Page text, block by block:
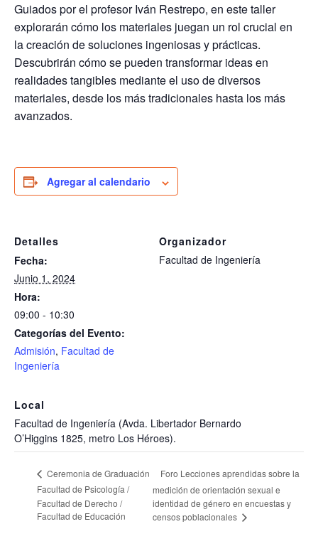
Guiados por el profesor Iván Restrepo, en este taller
explorarán cómo los materiales juegan un rol crucial en
la creación de soluciones ingeniosas y prácticas.
Descubrirán cómo se pueden transformar ideas en
realidades tangibles mediante el uso de diversos
materiales, desde los más tradicionales hasta los más
avanzados.
Agregar al calendario
Detalles
Fecha:
Junio 1, 2024
Hora:
09:00 - 10:30
Categorías del Evento:
Admisión, Facultad de
Ingeniería
Organizador
Facultad de Ingeniería
Local
Facultad de Ingeniería (Avda. Libertador Bernardo
O’Higgins 1825, metro Los Héroes).
Ceremonia de Graduación
Facultad de Psicología /
Facultad de Derecho /
Facultad de Educación
Foro Lecciones aprendidas sobre la
medición de orientación sexual e
identidad de género en encuestas y
censos poblacionales